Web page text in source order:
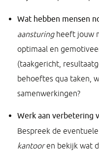
Wat hebben mensen
aansturingheeft jouw
optimaal en
(taakgericht,
behoeftes qua taken,
samenwerkingen?
Werk aan verbetering
Bespreek de
kantooren bekijk wat